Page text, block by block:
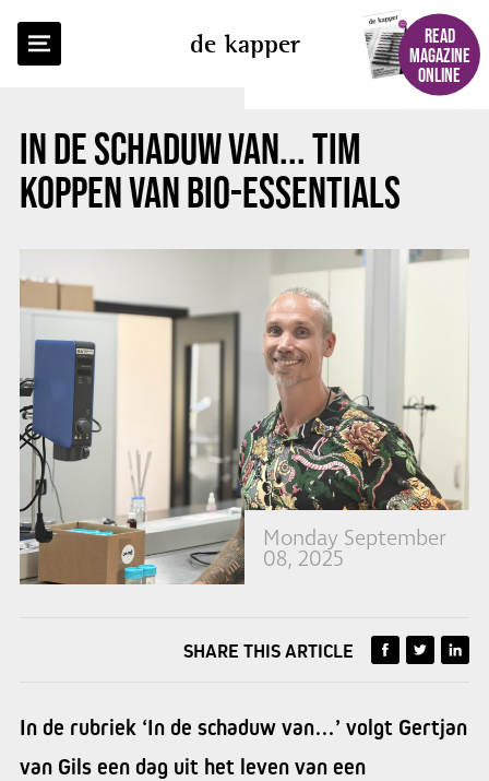
de kapper
READ
MAGAZINE
ONLINE
IN DE SCHADUW VAN... TIM
KOPPEN VAN BIO-ESSENTIALS
Monday September
08, 2025
BACK TO OVERVIEW
SHARE THIS ARTICLE
In de rubriek ‘In de schaduw van…’ volgt Gertjan
van Gils een dag uit het leven van een